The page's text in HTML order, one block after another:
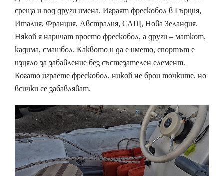
среща и под други имена. Играят фрескобол в Гърция,
Италия, Франция, Австралия, САЩ, Нова Зеландия.
Някой я наричат просто фрескобол, а други – маткот,
кадима, смашбол. Каквото и да е името, спортът е
изцяло за забавление без състезателен елемент.
Когато играете фрескобол, никой не брои точките, но
всички се забавляват.